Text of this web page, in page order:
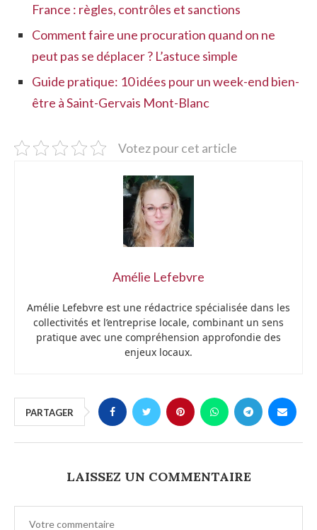
France : règles, contrôles et sanctions
Comment faire une procuration quand on ne
peut pas se déplacer ? L’astuce simple
Guide pratique: 10 idées pour un week-end bien-
être à Saint-Gervais Mont-Blanc
Votez pour cet article
Amélie Lefebvre
Amélie Lefebvre est une rédactrice spécialisée dans les
collectivités et l’entreprise locale, combinant un sens
pratique avec une compréhension approfondie des
enjeux locaux.
PARTAGER
LAISSEZ UN COMMENTAIRE